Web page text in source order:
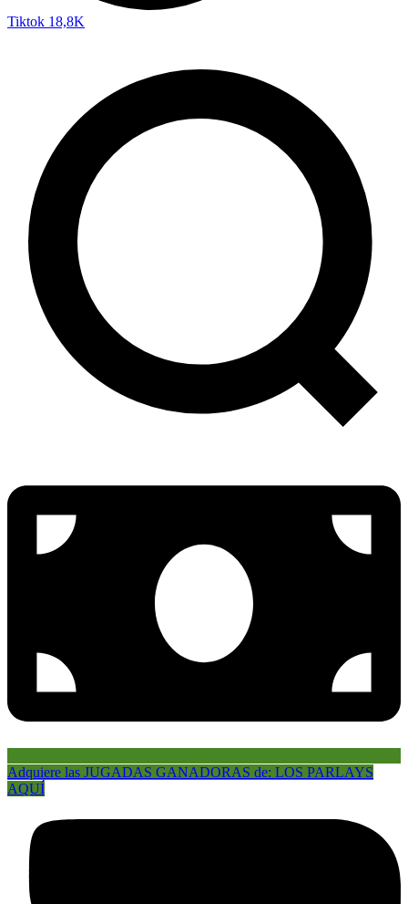
Tiktok 18,8K
Adquiere las JUGADAS GANADORAS de: LOS PARLAYS
AQUÍ